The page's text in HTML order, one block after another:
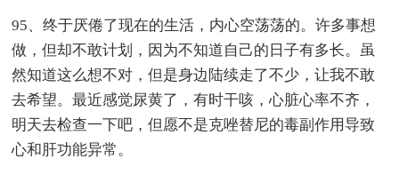
95、终于厌倦了现在的生活，内心空荡荡的。许多事想
做，但却不敢计划，因为不知道自己的日子有多长。虽
然知道这么想不对，但是身边陆续走了不少，让我不敢
去希望。最近感觉尿黄了，有时干咳，心脏心率不齐，
明天去检查一下吧，但愿不是克唑替尼的毒副作用导致
心和肝功能异常。